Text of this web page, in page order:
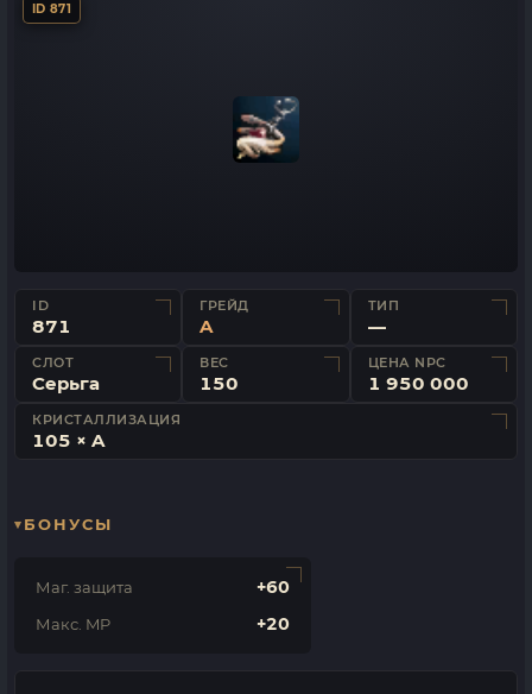
ID 871
ID
871
ГРЕЙД
A
ТИП
—
СЛОТ
Серьга
ВЕС
150
ЦЕНА NPC
1 950 000
КРИСТАЛЛИЗАЦИЯ
105 × A
БОНУСЫ
Маг. защита +60
Макс. MP +20